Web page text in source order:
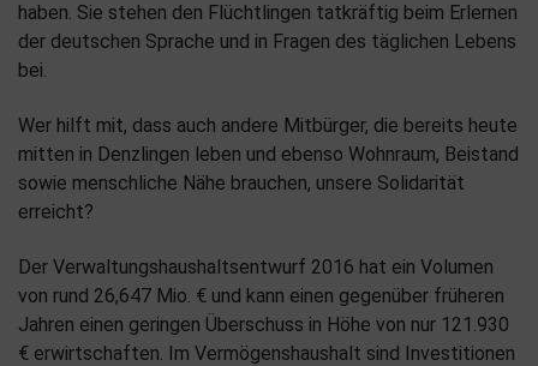
haben. Sie stehen den Flüchtlingen tatkräftig beim Erlernen
der deutschen Sprache und in Fragen des täglichen Lebens
bei.
Wer hilft mit, dass auch andere Mitbürger, die bereits heute
mitten in Denzlingen leben und ebenso Wohnraum, Beistand
sowie menschliche Nähe brauchen, unsere Solidarität
erreicht?
Der Verwaltungshaushaltsentwurf 2016 hat ein Volumen
von rund 26,647 Mio. € und kann einen gegenüber früheren
Jahren einen geringen Überschuss in Höhe von nur 121.930
€ erwirtschaften. Im Vermögenshaushalt sind Investitionen